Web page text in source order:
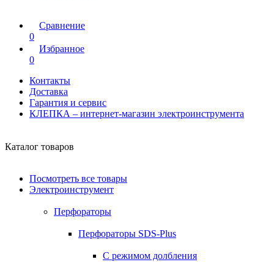
Сравнение
0
Избранное
0
Контакты
Доставка
Гарантия и сервис
КЛЕПКА – интернет-магазин электроинструмента
Каталог товаров
Посмотреть все товары
Электроинструмент
Перфораторы
Перфораторы SDS-Plus
С режимом долбления